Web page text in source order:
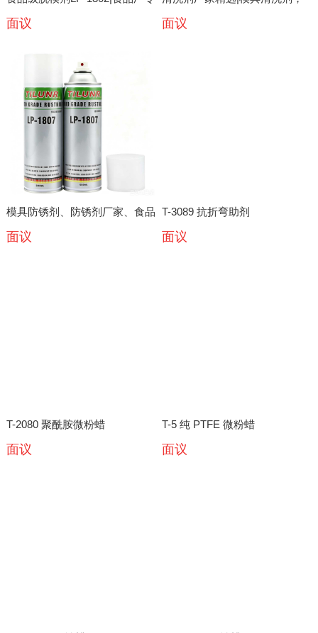
用脱模剂|脱模剂厂家
面议 金属模具油污清洗剂，机械设备
面议
模具防锈剂、防锈剂厂家、食品
级防锈剂LP-1807
面议
T-3089 抗折弯助剂
面议
T-2080 聚酰胺微粉蜡
面议
T-5 纯 PTFE 微粉蜡
面议